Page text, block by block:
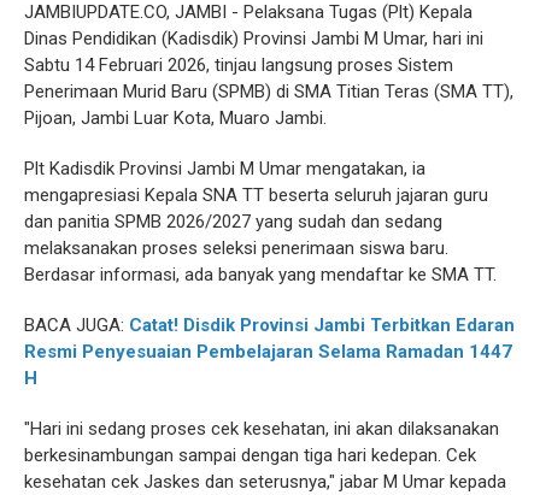
JAMBIUPDATE.CO, JAMBI - Pelaksana Tugas (Plt) Kepala
Dinas Pendidikan (Kadisdik) Provinsi Jambi M Umar, hari ini
Sabtu 14 Februari 2026, tinjau langsung proses Sistem
Penerimaan Murid Baru (SPMB) di SMA Titian Teras (SMA TT),
Pijoan, Jambi Luar Kota, Muaro Jambi.
Plt Kadisdik Provinsi Jambi M Umar mengatakan, ia
mengapresiasi Kepala SNA TT beserta seluruh jajaran guru
dan panitia SPMB 2026/2027 yang sudah dan sedang
melaksanakan proses seleksi penerimaan siswa baru.
Berdasar informasi, ada banyak yang mendaftar ke SMA TT.
BACA JUGA: Catat! Disdik Provinsi Jambi Terbitkan Edaran
Resmi Penyesuaian Pembelajaran Selama Ramadan 1447
H
"Hari ini sedang proses cek kesehatan, ini akan dilaksanakan
berkesinambungan sampai dengan tiga hari kedepan. Cek
kesehatan cek Jaskes dan seterusnya," jabar M Umar kepada